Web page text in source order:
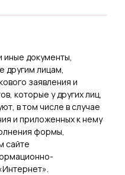
иные документы,
лицам,
заявления и
которые у других лиц,
в том числе в случае
и приложенных к нему
формы,
сайте